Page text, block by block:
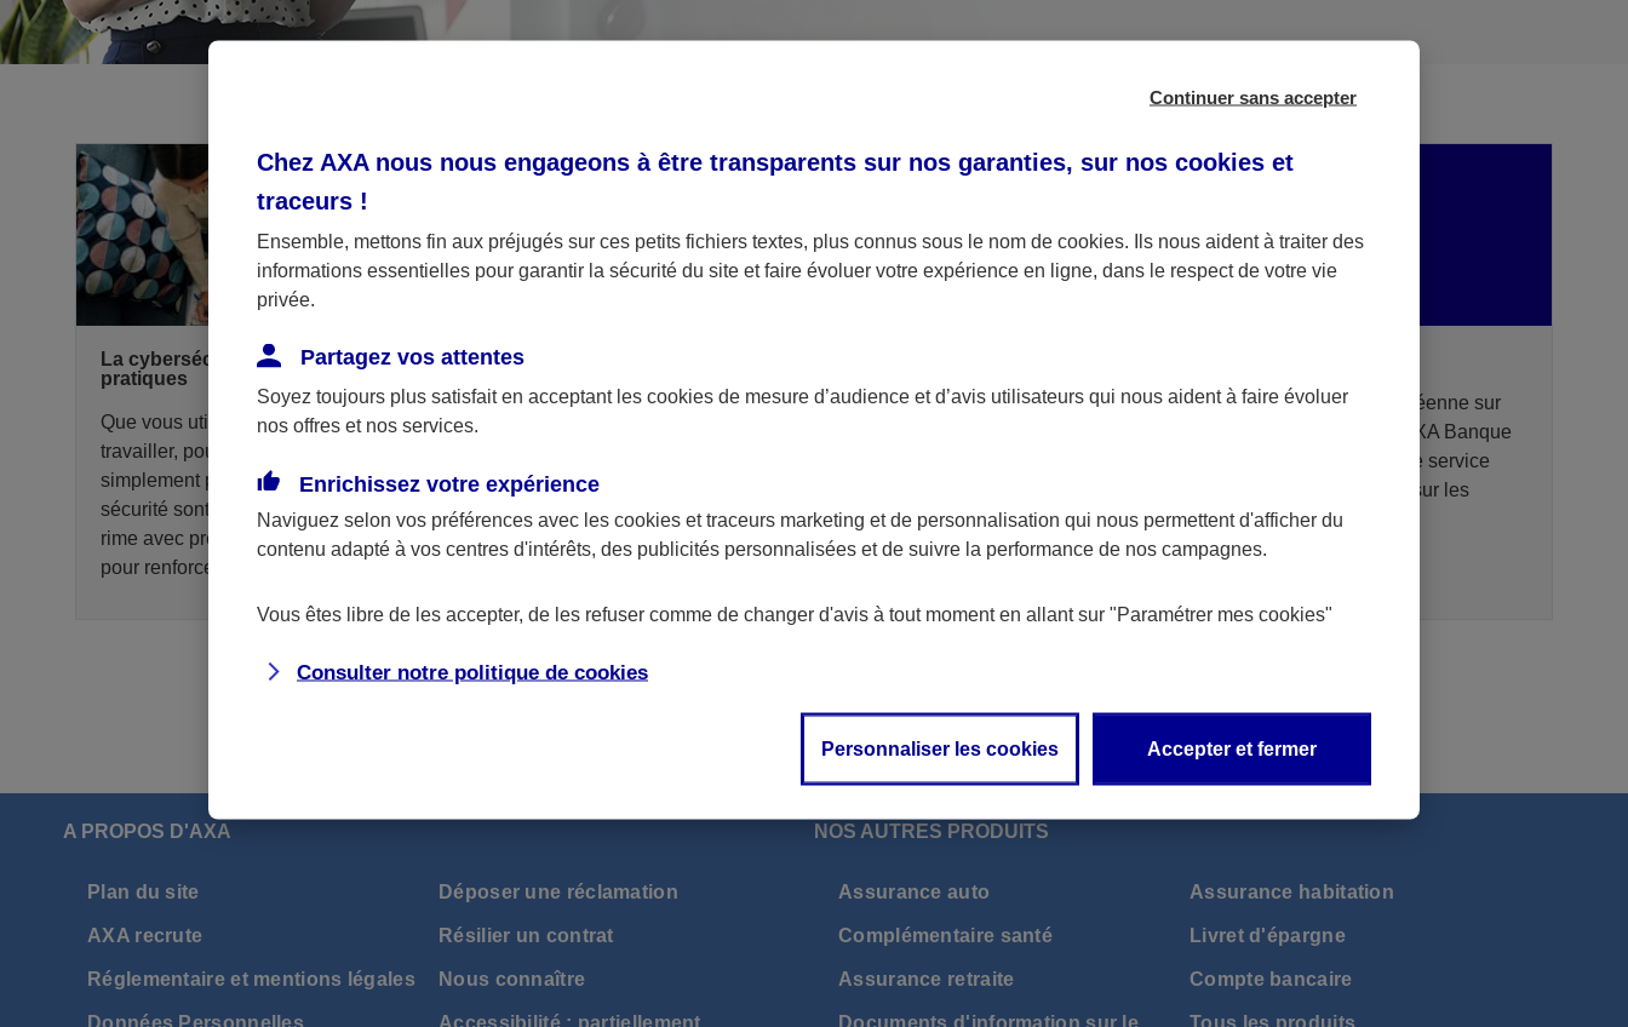
La cybersécurité prévention et bonnes
pratiques
Que vous utilisiez votre ordinateur pour
travailler, pour surfer sur Internet ou tout
simplement pour vous divertir, les questions de
sécurité sont essentielles. Parce que protection
rime avec prévention, voici quelques conseils
pour renforcer la sécurité de votre ordinateur.
Nous vous disons tout au sujet de l'utilisation de
Dans le cadre de la Directive Européenne sur
les services de paiement (DSP2), AXA Banque
met à disposition des prestataires de service
tiers (TPP), un portail d’information sur les
interfaces techniques (API).
A PROPOS D'AXA
Plan du site Déposer une réclamation
AXA recrute Résilier un contrat
Réglementaire et mentions légales Nous connaître
Données Personnelles Accessibilité : partiellement
NOS AUTRES PRODUITS
Assurance auto Assurance habitation
Complémentaire santé Livret d'épargne
Assurance retraite Compte bancaire
Documents d'information sur le Tous les produits
Continuer sans accepter
Chez AXA nous nous engageons à être transparents sur nos garanties, sur nos cookies et
traceurs !
Ensemble, mettons fin aux préjugés sur ces petits fichiers textes, plus connus sous le nom de cookies . Ils nous aident à traiter des
informations essentielles pour garantir la sécurité du site et faire évoluer votre expérience en ligne, dans le respect de votre vie
privée.
Partagez vos attentes
Soyez toujours plus satisfait en acceptant les cookies de mesure d’audience et d’avis utilisateurs qui nous aident à faire évoluer
nos offres et nos services.
Enrichissez votre expérience
Naviguez selon vos préférences avec les cookies et traceurs marketing et de personnalisation qui nous permettent d'afficher du
contenu adapté à vos centres d'intérêts, des publicités personnalisées et de suivre la performance de nos campagnes.
Vous êtes libre de les accepter, de les refuser comme de changer d'avis à tout moment en allant sur "Paramétrer mes cookies"
Consulter notre politique de cookies
Personnaliser les cookies Accepter et fermer